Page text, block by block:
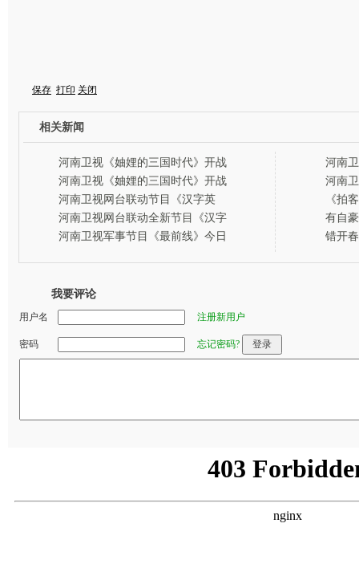
保存 打印 关闭
相关新闻
河南卫视《妯娌的三国时代》开战
家庭三国大战硝烟再起
河南卫视《妯娌的三国时代》开战
河南卫视网台联动节目《汉字英
雄》将播出
河南卫视网台联动全新节目《汉字
英雄》将播出
河南卫视军事节目《最前线》今日
河南
乐天
河南
月29
《拍
走男
有自
餐”最
错开
我要评论
用户名 注册新用户
密码 忘记密码?